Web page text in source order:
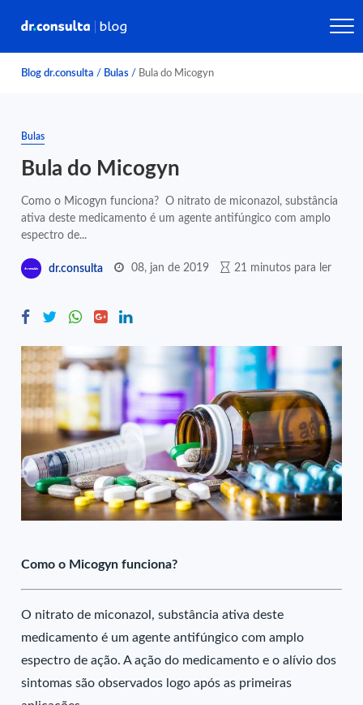
Blog dr.consulta / Bulas / Bula do Micogyn
Bulas
Bula do Micogyn
Como o Micogyn funciona? O nitrato de miconazol, substância
ativa deste medicamento é um agente antifúngico com amplo
espectro de...
dr.consulta 08, jan de 2019 21 minutos para ler
Como o Micogyn funciona?
O nitrato de miconazol, substância ativa deste
medicamento é um agente antifúngico com amplo
espectro de ação. A ação do medicamento e o alívio dos
sintomas são observados logo após as primeiras